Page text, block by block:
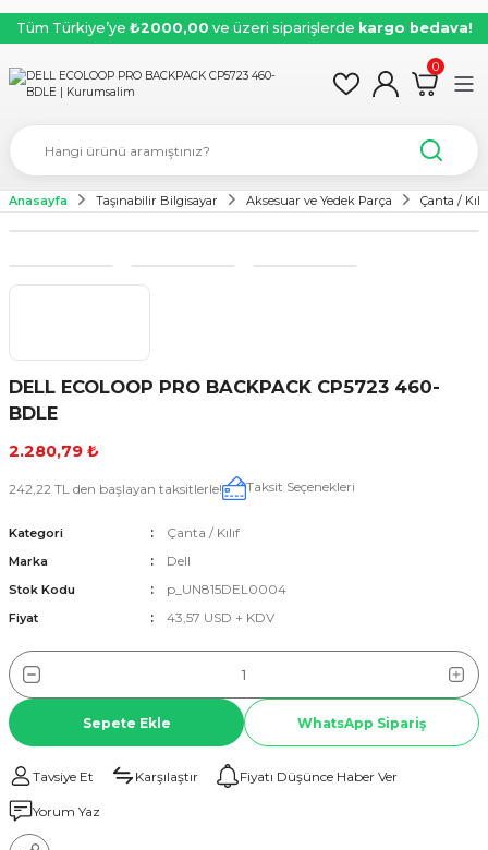
Tüm Türkiye’ye ₺2000,00 ve üzeri siparişlerde kargo bedava!
0
Anasayfa Taşınabilir Bilgisayar Aksesuar ve Yedek Parça Çanta / Kılıf
DELL ECOLOOP PRO BACKPACK CP5723 460-
BDLE
2.280,79 ₺
242,22 TL den başlayan taksitlerle! Taksit Seçenekleri
Kategori Çanta / Kılıf
Marka Dell
Stok Kodu p_UN815DEL0004
Fiyat 43,57 USD + KDV
Sepete Ekle WhatsApp Sipariş
Tavsiye Et Karşılaştır Fiyatı Düşünce Haber Ver
Yorum Yaz